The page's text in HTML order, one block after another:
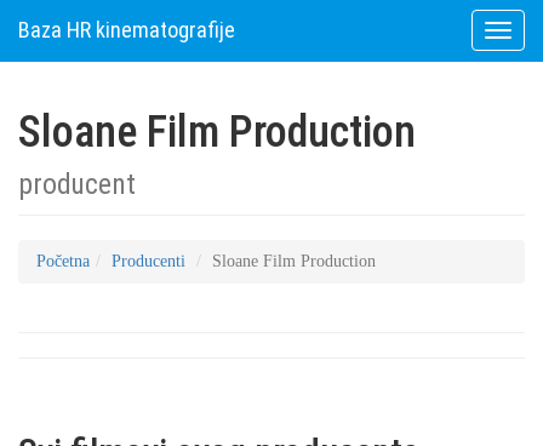
Toggle
Baza HR kinematografije
Sloane Film Production
producent
Početna Producenti Sloane Film Production